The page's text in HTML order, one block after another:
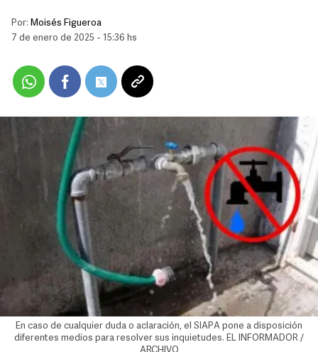
Por: Moisés Figueroa
7 de enero de 2025 - 15:36 hs
En caso de cualquier duda o aclaración, el SIAPA pone a disposición
diferentes medios para resolver sus inquietudes. EL INFORMADOR /